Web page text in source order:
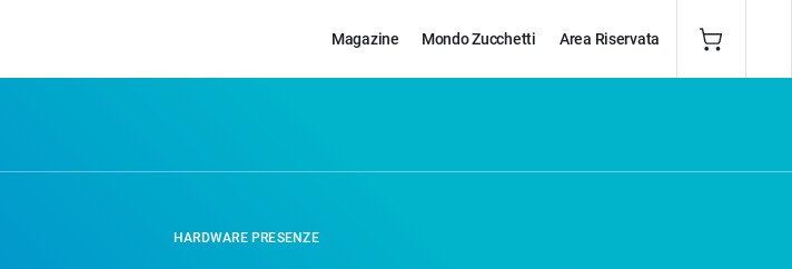
Magazine Mondo Zucchetti Area Riservata
HARDWARE PRESENZE